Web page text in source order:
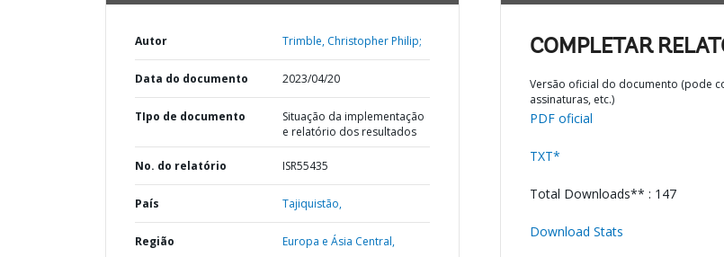
Autor Trimble, Christopher Philip;
Data do documento 2023/04/20
TIpo de documento
Situação da implementação
e relatório dos resultados
No. do relatório ISR55435
País Tajiquistão,
Região Europa e Ásia Central,
COMPLETAR
Versão oficial do documento (pode
assinaturas, etc.)
PDF oficial
TXT*
Total Downloads** : 147
Download Stats